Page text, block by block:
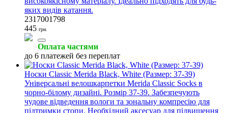
яких видів катання.
2317001798
445 грн.
Оплата частями
до 6 платежей без переплат
Носки Classic Merida Black, White (Размер: 37-39)
Універсальні велошкарпетки Merida Classic Socks в
чорно-білому дизайні. Розмір 37-39. Забезпечують
чудове відведення вологи та зональну компресію для
підтримки стопи. Необхідний аксесуар для підвищення